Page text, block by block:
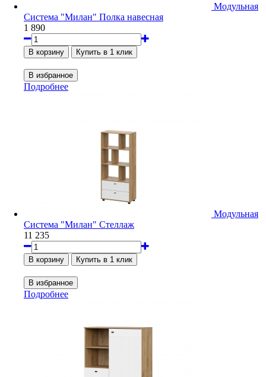
Модульная
Система "Милан" Полка навесная
1 890
Подробнее
Модульная
Система "Милан" Стеллаж
11 235
Подробнее